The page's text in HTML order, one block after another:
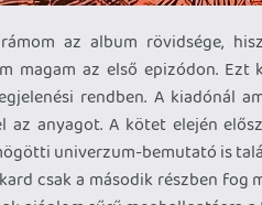
az album rövidsége,
magam az első epizódon.
rendben. A kiadónál
az anyagot. A kötet elején
univerzum-bemutató is
csak a második részben fog